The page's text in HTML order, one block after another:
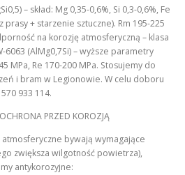
– skład: Mg 0,35-0,6%, Si 0,3-0,6%, Fe
prasy + starzenie sztuczne). Rm 195-225
na korozję atmosferyczną – klasa
6063 (AlMg0,7Si) – wyższe parametry
MPa, Re 170-200 MPa. Stosujemy do
i bram w Legionowie. W celu doboru
933 114.
PRZED KOROZJĄ
bywają wymagające
zwiększa wilgotność powietrza),
antykorozyjne: